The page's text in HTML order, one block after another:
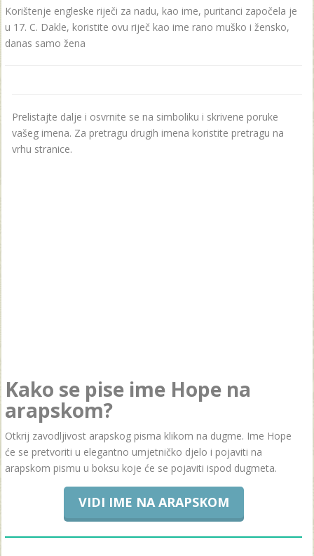
Korištenje engleske riječi za nadu, kao ime, puritanci započela je
u 17. C. Dakle, koristite ovu riječ kao ime rano muško i žensko,
danas samo žena
Prelistajte dalje i osvrnite se na simboliku i skrivene poruke
vašeg imena. Za pretragu drugih imena koristite pretragu na
vrhu stranice.
Kako se pise ime Hope na
arapskom?
Otkrij zavodljivost arapskog pisma klikom na dugme. Ime Hope
će se pretvoriti u elegantno umjetničko djelo i pojaviti na
arapskom pismu u boksu koje će se pojaviti ispod dugmeta.
VIDI IME NA ARAPSKOM